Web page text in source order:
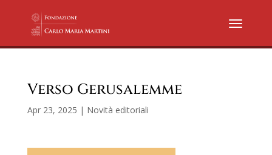
Verso Gerusalemme
Apr 23, 2025 | Novità editoriali